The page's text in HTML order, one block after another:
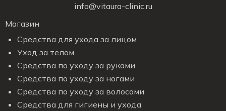
info@vitaura-clinic.ru
Магазин
Средства для ухода за лицом
Уход за телом
Средства по уходу за руками
Средства по уходу за ногами
Средства по уходу за волосами
Средства для гигиены и ухода